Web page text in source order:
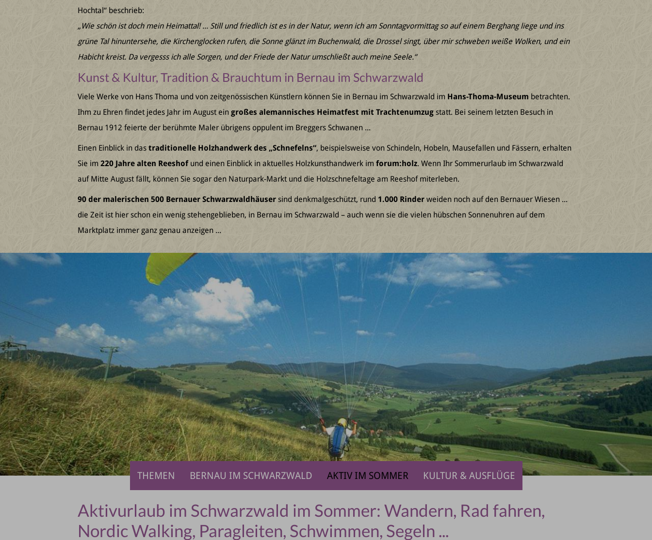
Hochtal“ beschrieb:
„Wie schön ist doch mein Heimattal! ... Still und friedlich ist es in der Natur, wenn ich am Sonntagvormittag so auf einem Berghang liege und ins
grüne Tal hinuntersehe, die Kirchenglocken rufen, die Sonne glänzt im Buchenwald, die Drossel singt, über mir schweben weiße Wolken, und ein
Habicht kreist. Da vergesss ich alle Sorgen, und der Friede der Natur umschließt auch meine Seele.“
Kunst & Kultur, Tradition & Brauchtum in Bernau im Schwarzwald
Viele Werke von Hans Thoma und von zeitgenössischen Künstlern können Sie in Bernau im Schwarzwald im Hans-Thoma-Museum betrachten.
Ihm zu Ehren findet jedes Jahr im August ein großes alemannisches Heimatfest mit Trachtenumzug statt. Bei seinem letzten Besuch in
Bernau 1912 feierte der berühmte Maler übrigens oppulent im Breggers Schwanen ...
Einen Einblick in das traditionelle Holzhandwerk des „Schnefelns“, beispielsweise von Schindeln, Hobeln, Mausefallen und Fässern, erhalten
Sie im 220 Jahre alten Reeshofund einen Einblick in aktuelles Holzkunsthandwerk im forum:holz. Wenn Ihr Sommerurlaub im Schwarzwald
auf Mitte August fällt, können Sie sogar den Naturpark-Markt und die Holzschnefeltage am Reeshof miterleben.
90 der malerischen 500 Bernauer Schwarzwaldhäuser sind denkmalgeschützt, rund 1.000 Rinder weiden noch auf den Bernauer Wiesen ...
die Zeit ist hier schon ein wenig stehengeblieben, in Bernau im Schwarzwald – auch wenn sie die vielen hübschen Sonnenuhren auf dem
Marktplatz immer ganz genau anzeigen ...
THEMEN BERNAU IM SCHWARZWALD AKTIV IM SOMMER KULTUR & AUSFLÜGE
Aktivurlaub im Schwarzwald im Sommer: Wandern, Rad fahren,
Nordic Walking, Paragleiten, Schwimmen, Segeln ...